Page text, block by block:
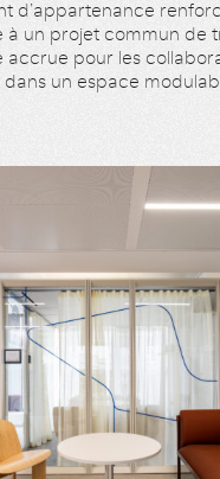
d’appartenance
à un projet commun de
accrue pour les
dans un espace